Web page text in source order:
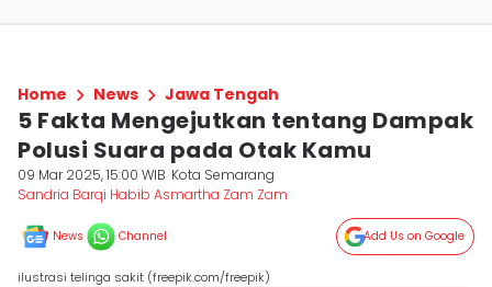
Home News Jawa Tengah
5 Fakta Mengejutkan tentang Dampak
Polusi Suara pada Otak Kamu
09 Mar 2025, 15:00 WIB Kota Semarang
Sandria Barqi Habib Asmartha Zam Zam
News Channel Add Us on Google
ilustrasi telinga sakit (freepik.com/freepik)